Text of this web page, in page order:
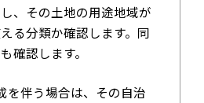
、その土地の用途地域が
る分類か確認します。同
確認します。
を伴う場合は、その自治